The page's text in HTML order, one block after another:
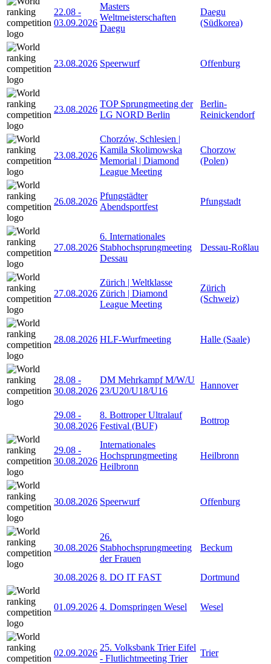
22.08 -
03.09.2026
Masters
Weltmeisterschaften
Daegu
Daegu
(Südkorea)
23.08.2026 Speerwurf Offenburg
23.08.2026
TOP Sprungmeeting der
LG NORD Berlin
Berlin-
Reinickendorf
23.08.2026
Chorzów, Schlesien |
Kamila Skolimowska
Memorial | Diamond
League Meeting
Chorzow
(Polen)
26.08.2026
Pfungstädter
Abendsportfest
Pfungstadt
27.08.2026
6. Internationales
Stabhochsprungmeeting
Dessau
Dessau-Roßlau
27.08.2026
Zürich | Weltklasse
Zürich | Diamond
League Meeting
Zürich
(Schweiz)
28.08.2026 HLF-Wurfmeeting Halle (Saale)
28.08 -
30.08.2026
DM Mehrkampf M/W/U
23/U20/U18/U16
Hannover
29.08 -
30.08.2026
8. Bottroper Ultralauf
Festival (BUF)
Bottrop
29.08 -
30.08.2026
Internationales
Hochsprungmeeting
Heilbronn
Heilbronn
30.08.2026 Speerwurf Offenburg
30.08.2026
26.
Stabhochsprungmeeting
der Frauen
Beckum
30.08.2026 8. DO IT FAST Dortmund
01.09.2026 4. Domspringen Wesel Wesel
02.09.2026
25. Volksbank Trier Eifel
- Flutlichtmeeting Trier
Trier